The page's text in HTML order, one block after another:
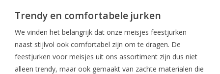
Trendy en comfortabele jurken
We vinden het belangrijk dat onze meisjes feestjurken
naast stijlvol ook comfortabel zijn om te dragen. De
feestjurken voor meisjes uit ons assortiment zijn dus niet
alleen trendy, maar ook gemaakt van zachte materialen die